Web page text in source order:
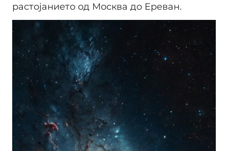
растојанието од Москва до Ереван.